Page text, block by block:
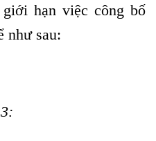
hạn việc công bố
như sau: